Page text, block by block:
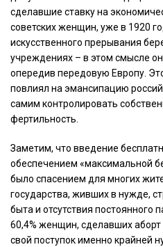
сделавшие ставку на
советских женщин, уже в 1920
искусственного прерывания
учреждениях – в этом смысле
опередив передовую Европу.
повлиял на эмансипацию
самим контролировать
фертильность.
Заметим, что введение
обеспечением «максимальной
было спасением для многих
государства, живших в нужде,
быта и отсутствия постоянного
60,4% женщин, сделавших
свой поступок именно крайней